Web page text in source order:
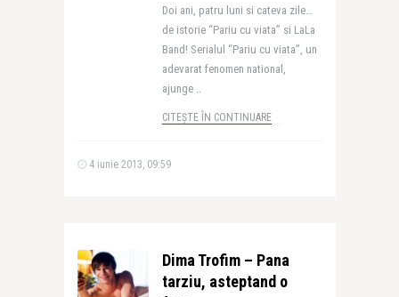
Doi ani, patru luni si cateva zile…
de istorie “Pariu cu viata” si LaLa
Band! Serialul “Pariu cu viata”, un
adevarat fenomen national,
ajunge ..
CITEȘTE ÎN CONTINUARE
4 iunie 2013, 09:59
Dima Trofim – Pana
tarziu, asteptand o